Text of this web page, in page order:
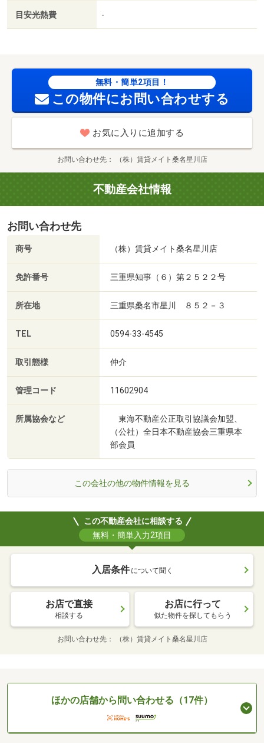
／ＬＤＫ１２畳以上／全居室６畳以上／プロパンガス／Ｂ
Ｓ／ＣＡＴＶ使用料不要／礼金１ヶ月／ＩＴ重説 対応物
まで１０６９ｍ／桑名市立陽和中学校（中学校）まで３７
２ｍ／一号舘江場店（スーパー）まで７００ｍ／ファミリ
ーマート名四小貝須店（コンビニ）まで２４０ｍ／セブン
イレブン桑名江場店（コンビニ）まで７９７ｍ／スギ薬局
桑名大福店（ドラッグストア）まで８１１ｍ/賃貸戸数:8戸
目安光熱費 -
無料・簡単2項目！
この物件にお問い合わせする
お気に入りに追加する
お問い合わせ先 （株）賃貸メイト桑名星川店
不動産会社情報
お問い合わせ先
商号 （株）賃貸メイト桑名星川店
免許番号 三重県知事（６）第２５２２号
所在地 三重県桑名市星川 ８５２－３
TEL 0594-33-4545
取引態様 仲介
管理コード 11602904
所属協会など
東海不動産公正取引協議会加盟、
（公社）全日本不動産協会三重県本
部会員
この会社の他の物件情報を見る
この不動産会社に相談する
無料・簡単入力2項目
入居条件 について聞く
お店で直接
相談する
お店に行って
似た物件を探してもらう
お問い合わせ先 （株）賃貸メイト桑名星川店
ほかの店舗から問い合わせる（17件）